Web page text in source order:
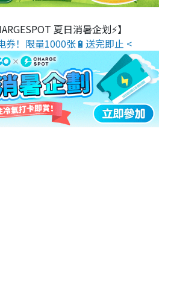
夏日消暑企划⚡】
券！限量1000张🔋送完即止 <